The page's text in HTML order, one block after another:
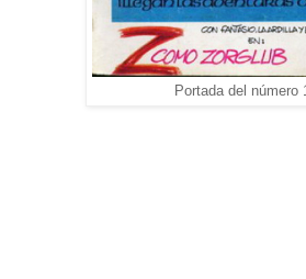
Portada del número